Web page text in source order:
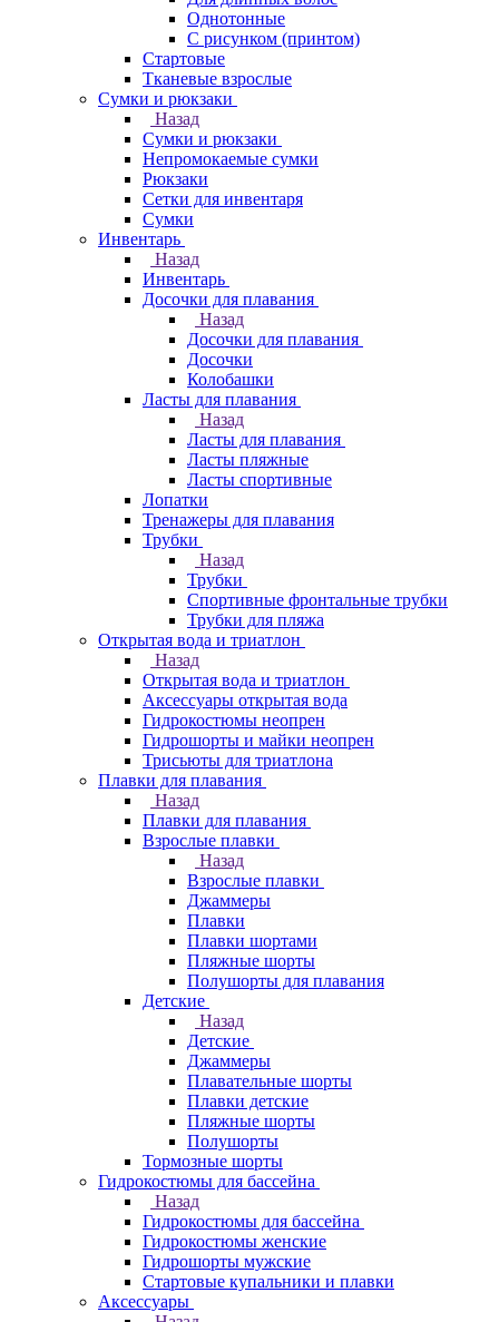
Однотонные
С рисунком (принтом)
Стартовые
Тканевые взрослые
Сумки и рюкзаки
Назад
Сумки и рюкзаки
Непромокаемые сумки
Рюкзаки
Сетки для инвентаря
Сумки
Инвентарь
Назад
Инвентарь
Досочки для плавания
Назад
Досочки для плавания
Досочки
Колобашки
Ласты для плавания
Назад
Ласты для плавания
Ласты пляжные
Ласты спортивные
Лопатки
Тренажеры для плавания
Трубки
Назад
Трубки
Спортивные фронтальные трубки
Трубки для пляжа
Открытая вода и триатлон
Назад
Открытая вода и триатлон
Аксессуары открытая вода
Гидрокостюмы неопрен
Гидрошорты и майки неопрен
Трисьюты для триатлона
Плавки для плавания
Назад
Плавки для плавания
Взрослые плавки
Назад
Взрослые плавки
Джаммеры
Плавки
Плавки шортами
Пляжные шорты
Полушорты для плавания
Детские
Назад
Детские
Джаммеры
Плавательные шорты
Плавки детские
Пляжные шорты
Полушорты
Тормозные шорты
Гидрокостюмы для бассейна
Назад
Гидрокостюмы для бассейна
Гидрокостюмы женские
Гидрошорты мужские
Стартовые купальники и плавки
Аксессуары